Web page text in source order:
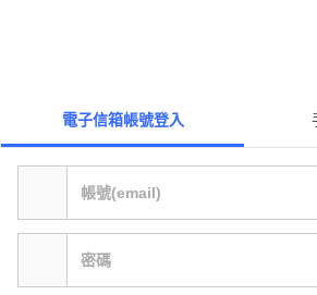
電子信箱帳號登入